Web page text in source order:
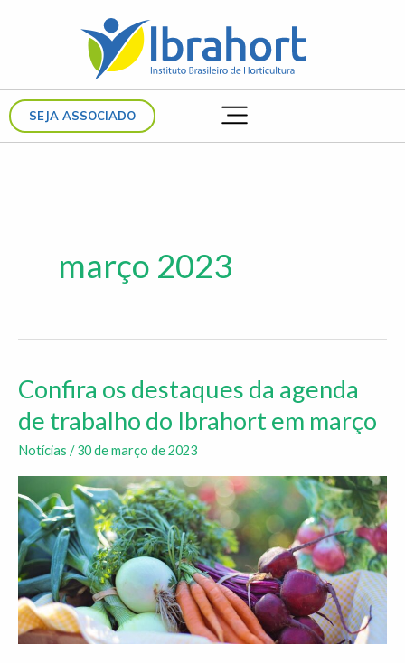
SEJA ASSOCIADO
março 2023
Confira os destaques da agenda
de trabalho do Ibrahort em março
Notícias /30 de março de 2023
Confira
os
destaques
da
de
trabalho
do
Ibrahort
em
março